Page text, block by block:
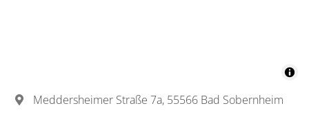
Meddersheimer Straße 7a, 55566 Bad Sobernheim